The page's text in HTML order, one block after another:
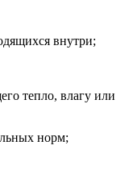
внутри;
тепло, влагу или
норм;